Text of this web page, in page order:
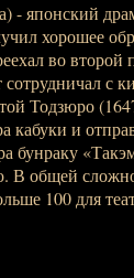
- японский
хорошее
во второй
с
Тодзюро
кабуки и
бунраку
В общей
100 для